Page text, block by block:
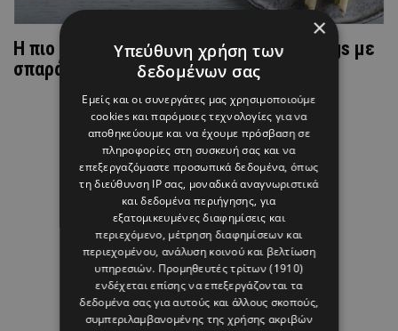
Η πιο νόστιμη συνταγή για scrambled eggs με
σπαράγγια
×
Υπεύθυνη χρήση των
δεδομένων σας
Εμείς και οι συνεργάτες μας χρησιμοποιούμε
cookies και παρόμοιες τεχνολογίες για να
αποθηκεύουμε και να έχουμε πρόσβαση σε
πληροφορίες στη συσκευή σας και να
επεξεργαζόμαστε προσωπικά δεδομένα, όπως
τη διεύθυνση IP σας, μοναδικά αναγνωριστικά
και δεδομένα περιήγησης, για
εξατομικευμένες διαφημίσεις και
περιεχόμενο, μέτρηση διαφημίσεων και
περιεχομένου, ανάλυση κοινού και βελτίωση
υπηρεσιών. Προμηθευτές τρίτων (1910)
ενδέχεται επίσης να επεξεργάζονται τα
δεδομένα σας για αυτούς και άλλους σκοπούς,
συμπεριλαμβανομένης της χρήσης ακριβών